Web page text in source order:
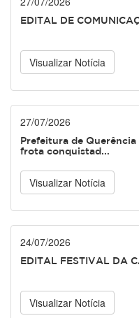
EDITAL DE
Visualizar Notícia
27/07/2026
Prefeitura de
frota conquistad...
Visualizar Notícia
24/07/2026
EDITAL FESTIVAL DA
Visualizar Notícia